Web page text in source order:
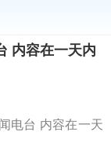
内容在一天内
电台 内容在一天